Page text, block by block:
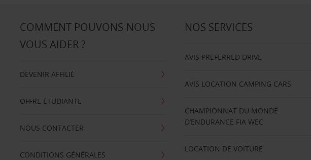
COMMENT POUVONS-NOUS
VOUS AIDER ?
DEVENIR AFFILIÉ
OFFRE ÉTUDIANTE
NOUS CONTACTER
CONDITIONS GÉNÉRALES
NOS SERVICES
AVIS PREFERRED DRIVE
AVIS LOCATION CAMPING CARS
CHAMPIONNAT DU MONDE
D’ENDURANCE FIA WEC
LOCATION DE VOITURE